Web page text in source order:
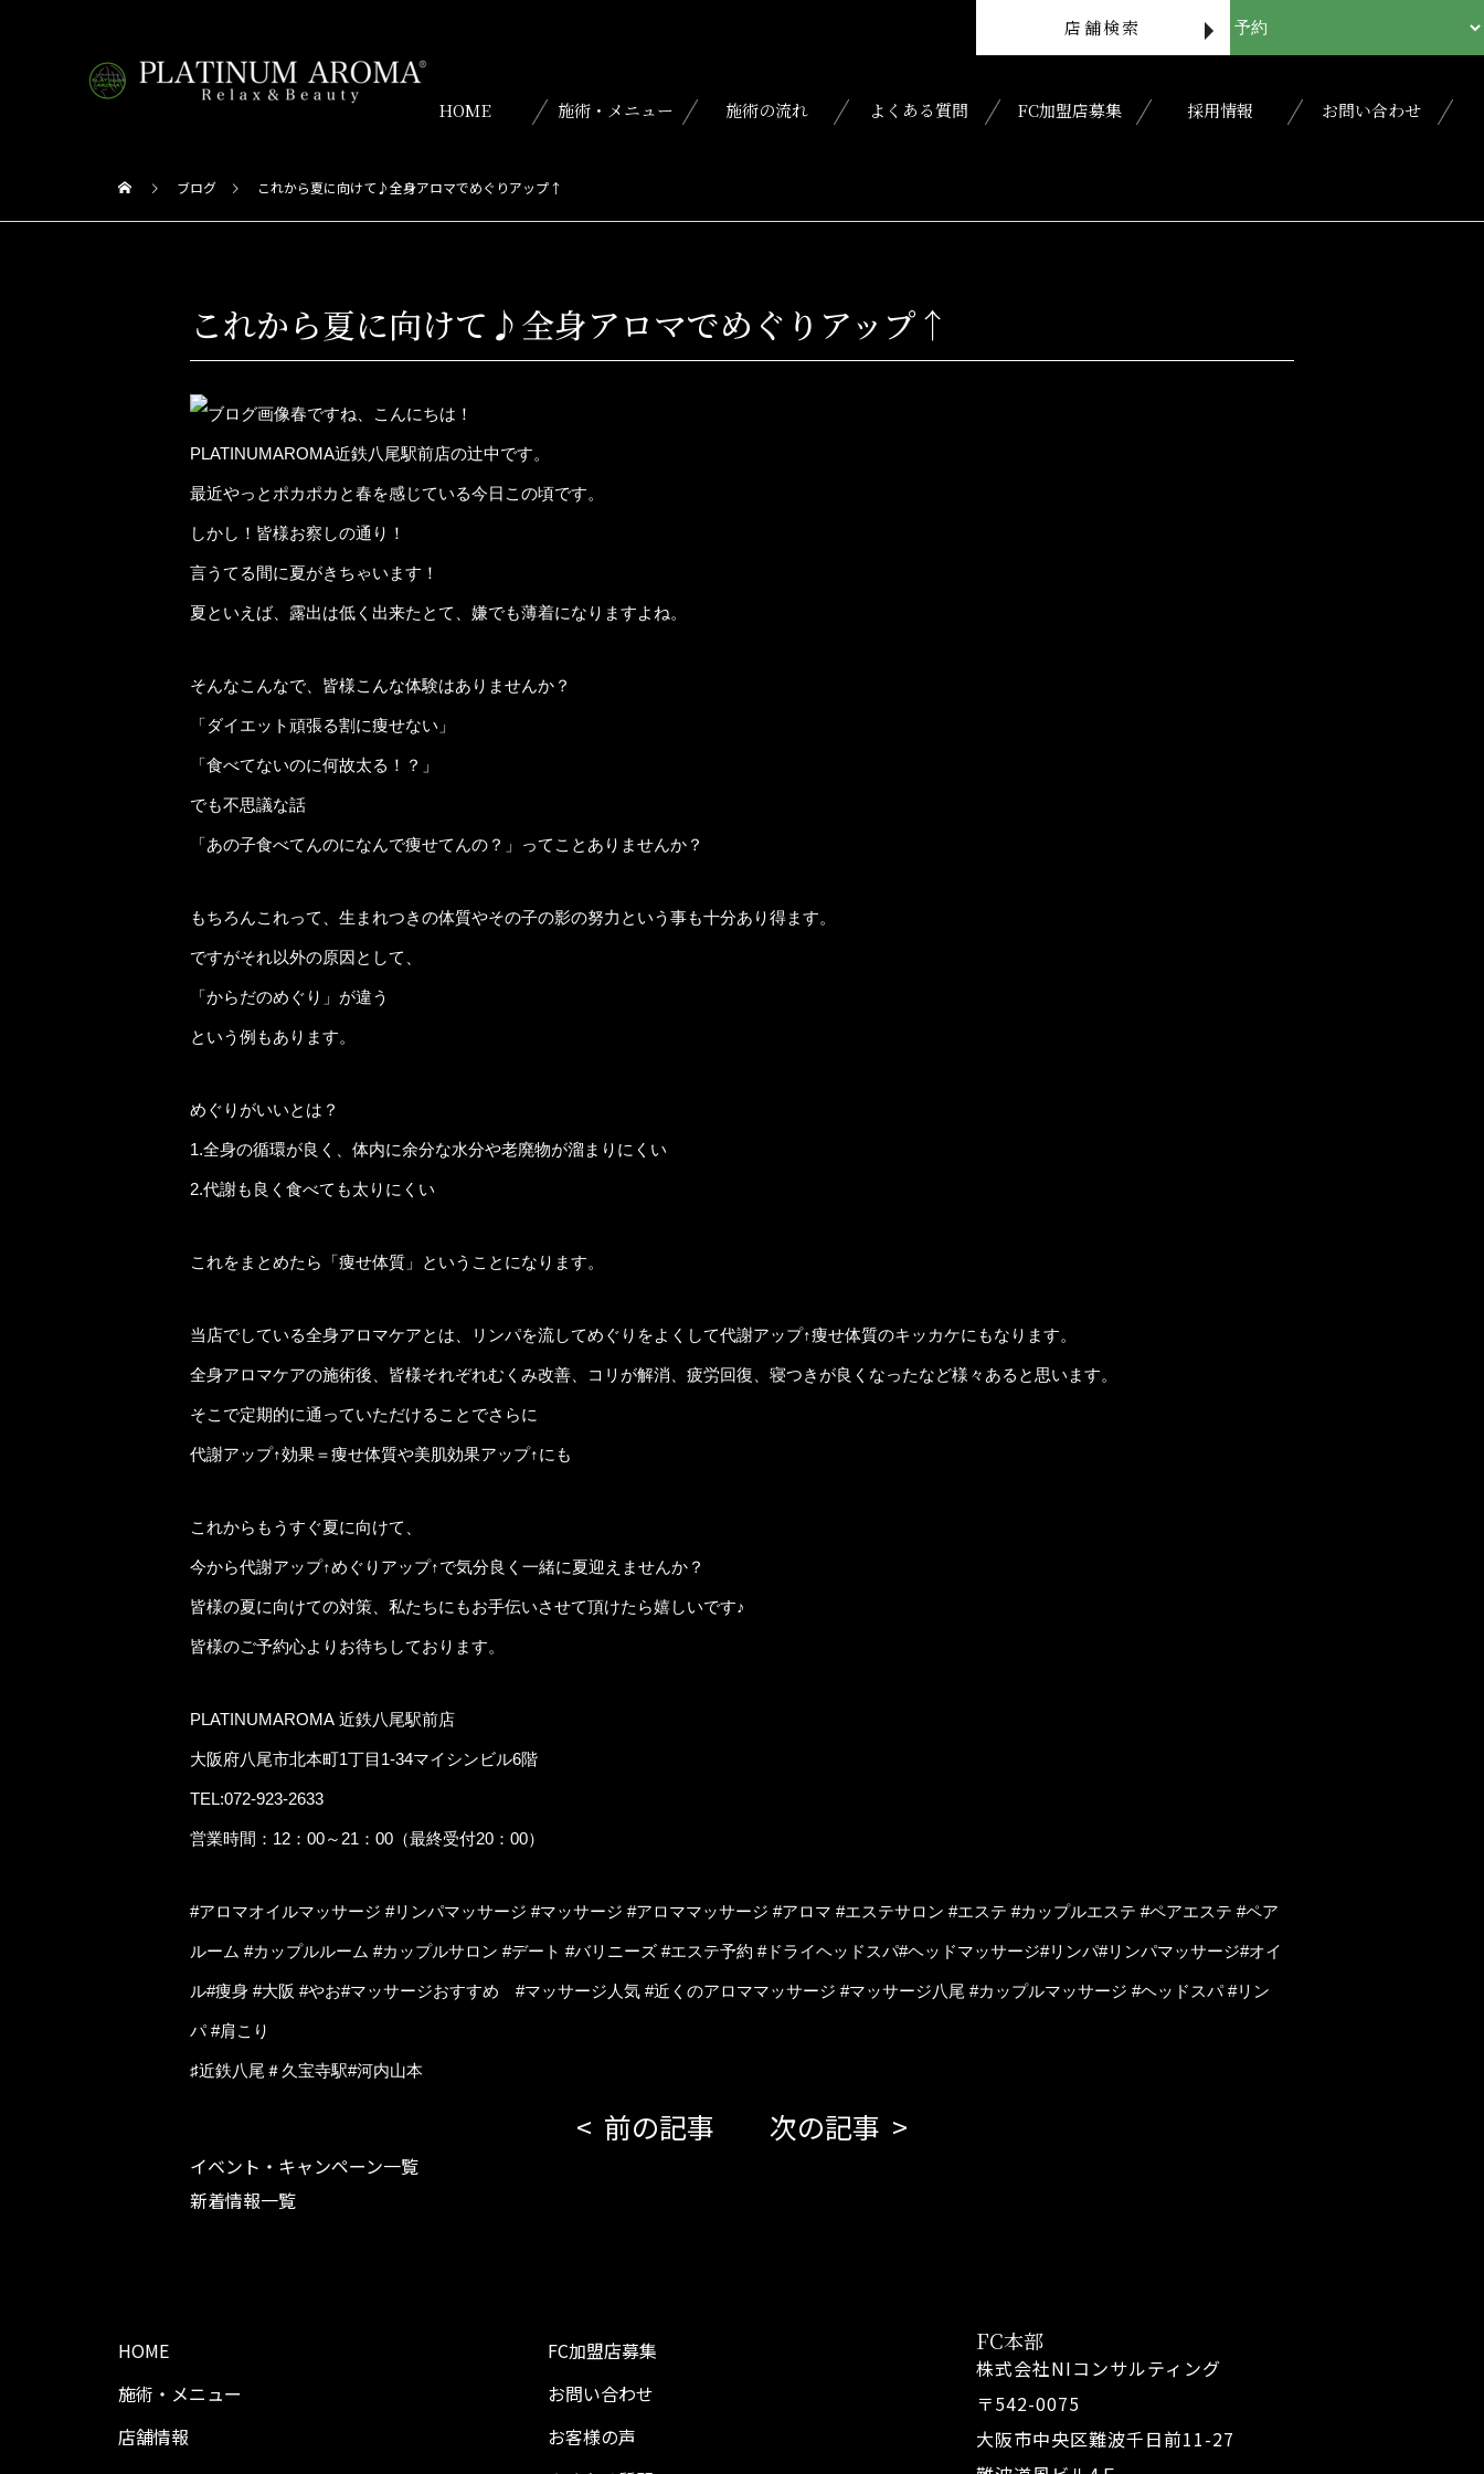
店舗検索
HOME 施術・メニュー 施術の流れ よくある質問 FC加盟店募集 採用情報 お問い合わせ
ブログ これから夏に向けて♪全身アロマでめぐりアップ↑
これから夏に向けて♪全身アロマでめぐりアップ↑
春ですね、こんにちは！
PLATINUMAROMA近鉄八尾駅前店の辻中です。
最近やっとポカポカと春を感じている今日この頃です。
しかし！皆様お察しの通り！
言うてる間に夏がきちゃいます！
夏といえば、露出は低く出来たとて、嫌でも薄着になりますよね。
そんなこんなで、皆様こんな体験はありませんか？
「ダイエット頑張る割に痩せない」
「食べてないのに何故太る！？」
でも不思議な話
「あの子食べてんのになんで痩せてんの？」ってことありませんか？
もちろんこれって、生まれつきの体質やその子の影の努力という事も十分あり得ます。
ですがそれ以外の原因として、
「からだのめぐり」が違う
という例もあります。
めぐりがいいとは？
1.全身の循環が良く、体内に余分な水分や老廃物が溜まりにくい
2.代謝も良く食べても太りにくい
これをまとめたら「痩せ体質」ということになります。
当店でしている全身アロマケアとは、リンパを流してめぐりをよくして代謝アップ↑痩せ体質のキッカケにもなります。
全身アロマケアの施術後、皆様それぞれむくみ改善、コリが解消、疲労回復、寝つきが良くなったなど様々あると思います。
そこで定期的に通っていただけることでさらに
代謝アップ↑効果＝痩せ体質や美肌効果アップ↑にも
これからもうすぐ夏に向けて、
今から代謝アップ↑めぐりアップ↑で気分良く一緒に夏迎えませんか？
皆様の夏に向けての対策、私たちにもお手伝いさせて頂けたら嬉しいです♪
皆様のご予約心よりお待ちしております。
PLATINUMAROMA 近鉄八尾駅前店
大阪府八尾市北本町1丁目1-34マイシンビル6階
TEL:072-923-2633
営業時間：12：00～21：00（最終受付20：00）
#アロマオイルマッサージ #リンパマッサージ #マッサージ #アロママッサージ #アロマ #エステサロン #エステ #カップルエステ #ペアエステ #ペア
ルーム #カップルルーム #カップルサロン #デート #バリニーズ #エステ予約 #ドライヘッドスパ#ヘッドマッサージ#リンパ#リンパマッサージ#オイ
ル#痩身 #大阪 #やお#マッサージおすすめ #マッサージ人気 #近くのアロママッサージ #マッサージ八尾 #カップルマッサージ #ヘッドスパ #リン
パ #肩こり
♯近鉄八尾＃久宝寺駅#河内山本
前の記事 次の記事
イベント・キャンペーン一覧
新着情報一覧
HOME
施術・メニュー
店舗情報
FC加盟店募集
お問い合わせ
お客様の声
FC本部
株式会社NIコンサルティング
〒542-0075
大阪市中央区難波千日前11-27